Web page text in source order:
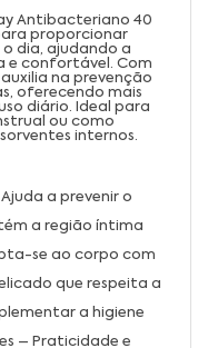
Antibacteriano 40
proporcionar
dia, ajudando a
e confortável. Com
na prevenção
oferecendo mais
diário. Ideal para
ou como
internos.
a prevenir o
a região íntima
se ao corpo com
que respeita a
a higiene
– Praticidade e